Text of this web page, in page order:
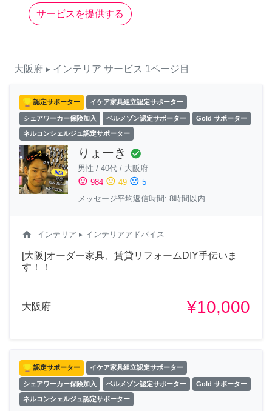
サービスを提供する
大阪府 ▸ インテリア サービス 1ページ目
認定サポーター イケア家具組立認定サポーター
シェアワーカー保険加入 ベルメゾン認定サポーター Gold サポーター
ネルコンシェルジュ認定サポーター
りょーき check_circle
男性 / 40代 / 大阪府
sentiment_satisfied 984 sentiment_neutral 49 sentiment_dissatisfied 5
メッセージ平均返信時間: 8時間以内
home インテリア ▸ インテリアアドバイス
[大阪]オーダー家具、賃貸リフォームDIY手伝いま
す！！
大阪府 ¥10,000
認定サポーター イケア家具組立認定サポーター
シェアワーカー保険加入 ベルメゾン認定サポーター Gold サポーター
ネルコンシェルジュ認定サポーター